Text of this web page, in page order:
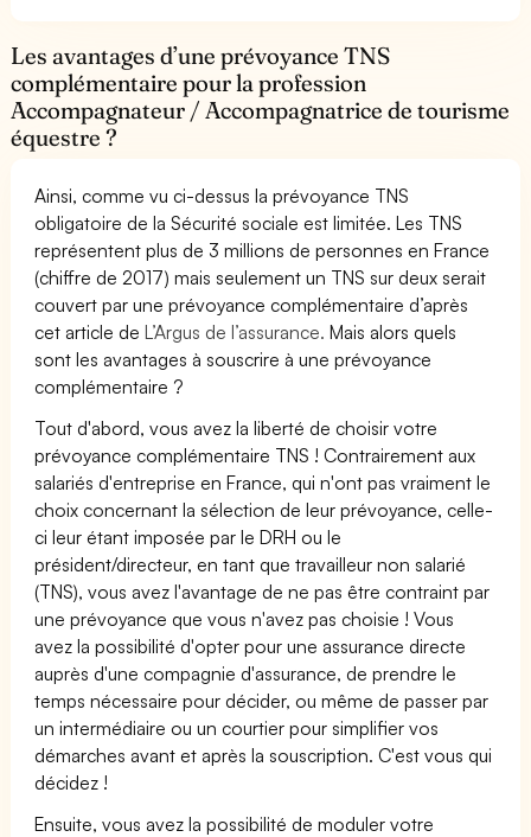
Les avantages d’une prévoyance TNS
complémentaire pour la profession
Accompagnateur / Accompagnatrice de tourisme
équestre ?
Ainsi, comme vu ci-dessus la prévoyance TNS
obligatoire de la Sécurité sociale est limitée. Les TNS
représentent plus de 3 millions de personnes en France
(chiffre de 2017) mais seulement un TNS sur deux serait
couvert par une prévoyance complémentaire d’après
cet article deL’Argus de l’assurance. Mais alors quels
sont les avantages à souscrire à une prévoyance
complémentaire ?
Tout d'abord, vous avez la liberté de choisir votre
prévoyance complémentaire TNS ! Contrairement aux
salariés d'entreprise en France, qui n'ont pas vraiment le
choix concernant la sélection de leur prévoyance, celle-
ci leur étant imposée par le DRH ou le
président/directeur, en tant que travailleur non salarié
(TNS), vous avez l'avantage de ne pas être contraint par
une prévoyance que vous n'avez pas choisie ! Vous
avez la possibilité d'opter pour une assurance directe
auprès d'une compagnie d'assurance, de prendre le
temps nécessaire pour décider, ou même de passer par
un intermédiaire ou un courtier pour simplifier vos
démarches avant et après la souscription. C'est vous qui
décidez !
Ensuite, vous avez la possibilité de moduler votre